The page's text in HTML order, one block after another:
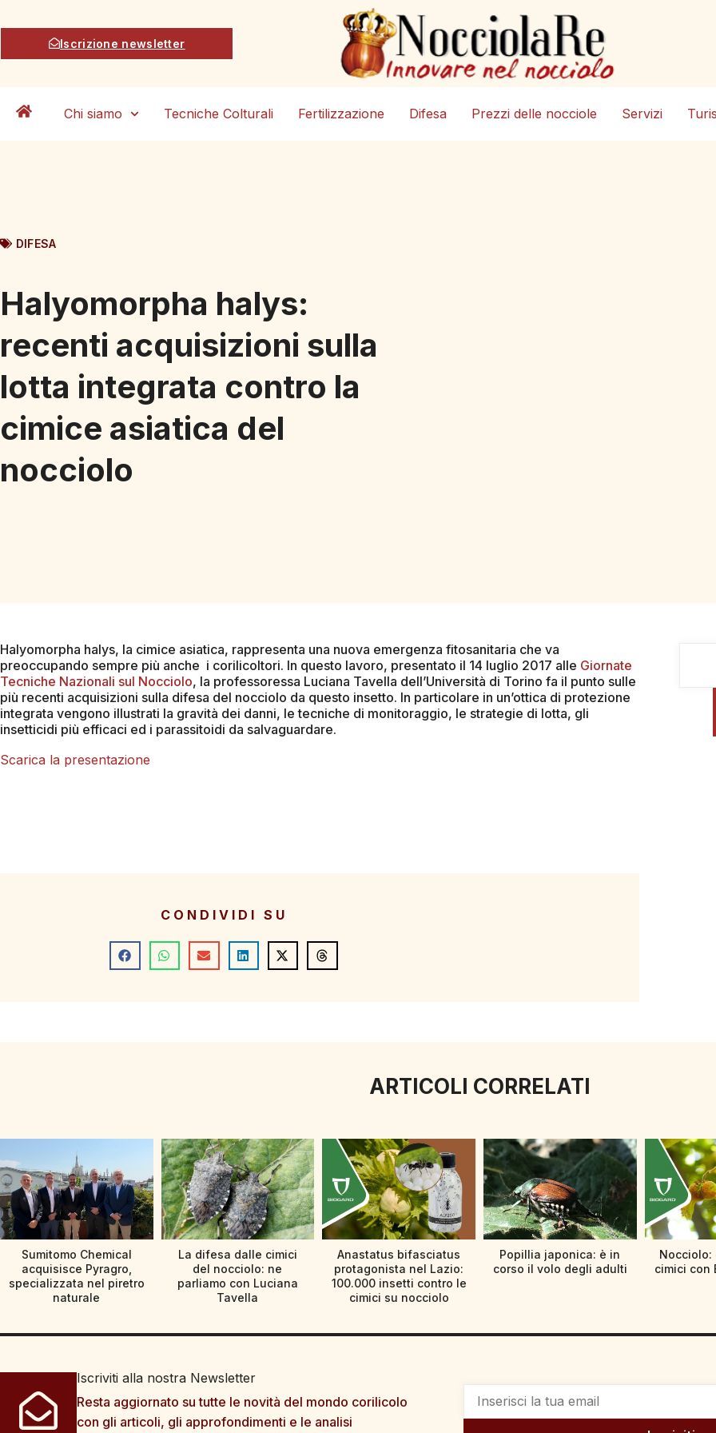
Iscrizione newsletter
Chi siamo Tecniche Colturali Fertilizzazione Difesa Prezzi delle nocciole Servizi
DIFESA
Halyomorpha halys:
recenti acquisizioni sulla
lotta integrata contro la
cimice asiatica del
nocciolo
Halyomorpha halys, la cimice asiatica, rappresenta una nuova emergenza fitosanitaria che va
preoccupando sempre più anche i corilicoltori. In questo lavoro, presentato il 14 luglio 2017 alle Giornate
Tecniche Nazionali sul Nocciolo, la professoressa Luciana Tavella dell’Università di Torino fa il punto sulle
più recenti acquisizioni sulla difesa del nocciolo da questo insetto. In particolare in un’ottica di protezione
integrata vengono illustrati la gravità dei danni, le tecniche di monitoraggio, le strategie di lotta, gli
insetticidi più efficaci ed i parassitoidi da salvaguardare.
Scarica la presentazione
CONDIVIDI SU
ARTICOLI CORRELATI
Sumitomo Chemical
acquisisce Pyragro,
specializzata nel piretro
naturale
La difesa dalle cimici
del nocciolo: ne
parliamo con Luciana
Tavella
Anastatus bifasciatus
protagonista nel Lazio:
100.000 insetti contro le
cimici su nocciolo
Popillia japonica: è in
corso il volo degli adulti
cimici con
Iscriviti alla nostra Newsletter
Resta aggiornato su tutte le novità del mondo corilicolo
con gli articoli, gli approfondimenti e le analisi